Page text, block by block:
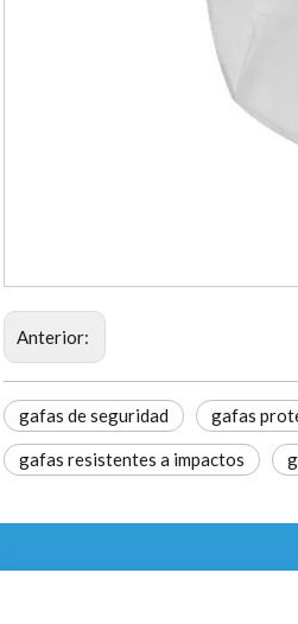
Anterior:
gafas de seguridad gafas
gafas resistentes a impactos